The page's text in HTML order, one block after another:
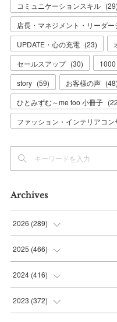
コミュニケーションスキル (29)
店長・マネジメント・リーダー
UPDATE・心の充電 (23)
セールスアップ (30)
story (59) お客様の声 (48)
ひとみずむ～me too 小冊子 (
ファッション・インテリアコン
Archives
2026 (289)
(10
(36
(37
2025 (466)
(56
(37
2024 (416)
(38
2023 (372)